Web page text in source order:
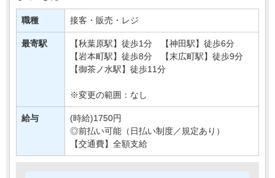
◆安定して働ける職場を探してる そんな方にもおすすめ♪
今回は秋葉原の駅前のお店で
・・・
職種 接客・販売・レジ
最寄駅
【秋葉原駅】徒歩1分 【神田駅】徒歩6分
【岩本町駅】徒歩8分 【末広町駅】徒歩9分
【御茶ノ水駅】徒歩11分
※変更の範囲：なし
給与
(時給)1750円
◎前払い可能（日払い制度／規定あり）
【交通費】全額支給